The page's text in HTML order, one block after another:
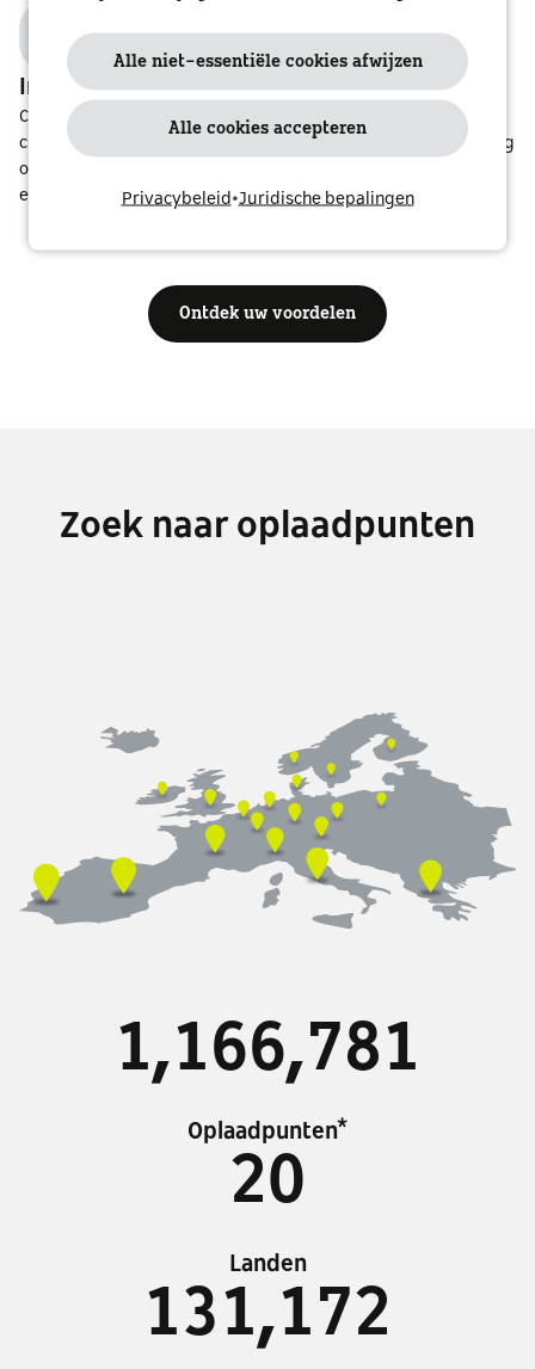
In een oogopslag
Controleer uw verbruik en facturen online in het smart
charge@street portaal. Op die manier hebt u altijd een volledig
overzicht van alle laadsessies. U kunt uw contracten
eenvoudig thuis boeken en beheren.
Ontdek uw voordelen
Zoek naar oplaadpunten
1,166,781
Oplaadpunten*
20
Landen
131,172
Alle niet-essentiële cookies afwijzen
Alle cookies accepteren
Privacybeleid •Juridische bepalingen